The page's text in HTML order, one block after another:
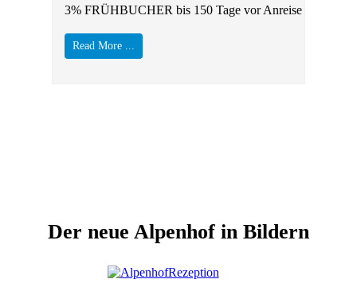
3% FRÜHBUCHER bis 150 Tage vor Anreise
Read More ...
Der neue Alpenhof in Bildern